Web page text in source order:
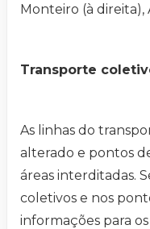
Monteiro (à direita),
Transporte
As linhas do
alterado e pontos
áreas interditadas.
coletivos e nos
informações para